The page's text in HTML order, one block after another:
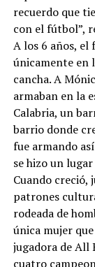
recuerdo que
con el fútbol”,
A los 6 años,
únicamente en
cancha. A
armaban en la
Calabria, un
barrio donde
fue armando
se hizo un
Cuando creció,
patrones
rodeada de
única mujer
jugadora de All
cuatro